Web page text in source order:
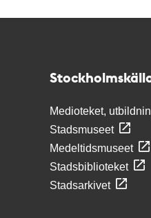
Medioteket,
Stadsmuseet
Medeltidsmuseet
Stadsbiblioteket
Stadsarkivet